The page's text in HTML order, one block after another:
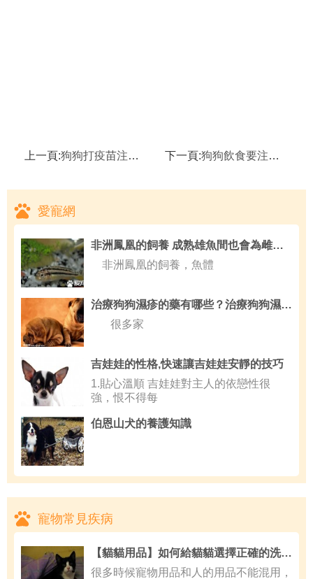
上一頁:狗狗打疫苗注意事項有哪些 狗打疫苗要注意什麼 下一頁:狗狗飲食要注意什麼 狗狗食物的禁忌大盤點
愛寵網
非洲鳳凰的飼養 成熟雄魚間也會為雌魚相斗
非洲鳳凰的飼養，魚體
治療狗狗濕疹的藥有哪些？治療狗狗濕疹的方法
很多家
吉娃娃的性格,快速讓吉娃娃安靜的技巧
1.貼心溫順 吉娃娃對主人的依戀性很
強，恨不得每
伯恩山犬的養護知識
寵物常見疾病
【貓貓用品】如何給貓貓選擇正確的洗毛劑？
很多時候寵物用品和人的用品不能混用，